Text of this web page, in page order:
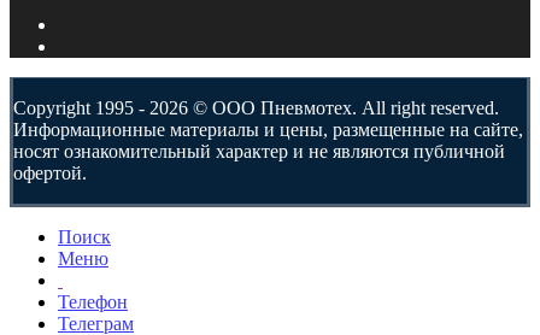
Copyright 1995 - 2026 © ООО Пневмотех. All right reserved.
Информационные материалы и цены, размещенные на сайте,
носят ознакомительный характер и не являются публичной
офертой.
Поиск
Меню
Телефон
Телеграм